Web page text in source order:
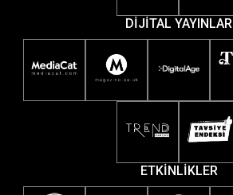
DİJİTAL YAYINLAR
ETKİNLİKLER